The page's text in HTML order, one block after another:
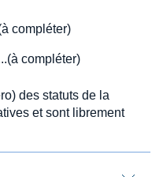
compléter)
compléter)
des statuts de la
et sont librement